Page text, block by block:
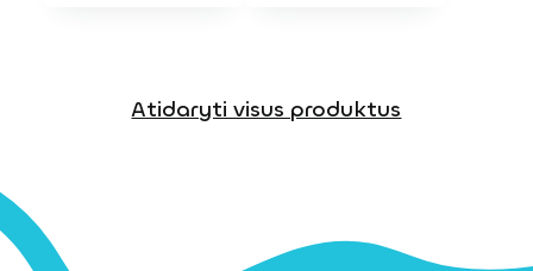
Atidaryti visus produktus